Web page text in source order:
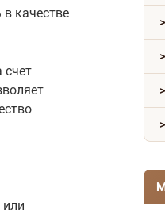
качестве
счет
или